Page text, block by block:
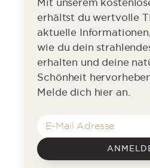
erhältst du wertvolle
aktuelle
wie du dein
erhalten und deine
Schönheit
Melde dich hier an.